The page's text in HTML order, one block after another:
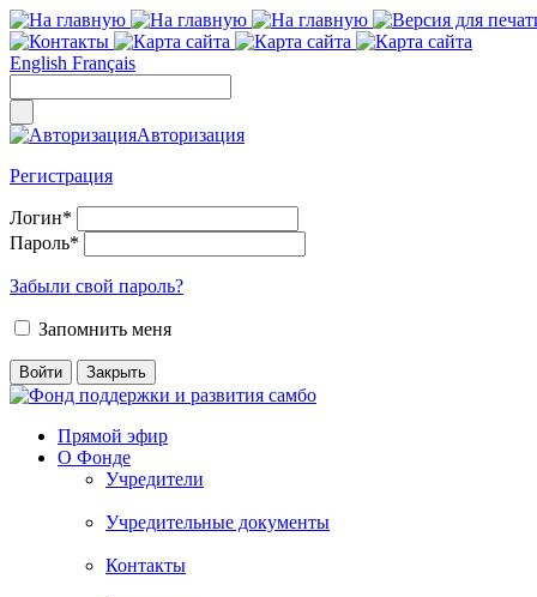
English Français
Авторизация
Регистрация
Логин*
Пароль*
Забыли свой пароль?
Запомнить меня
Прямой эфир
О Фонде
Учредители
Учредительные документы
Контакты